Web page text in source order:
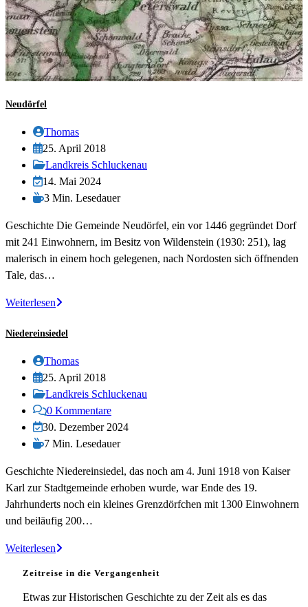
Neudörfel
Beitrags-
Autor:
Thomas
Beitrag
veröffentlicht:
25. April 2018
Beitrags-
Kategorie:
Landkreis Schluckenau
Beitrag
zuletzt
am:
14. Mai 2024
Lesedauer:
3 Min. Lesedauer
Geschichte Die Gemeinde Neudörfel, ein vor 1446 gegründet Dorf
mit 241 Einwohnern, im Besitz von Wildenstein (1930: 251), lag
malerisch in einem hoch gelegenen, nach Nordosten sich öffnenden
Tale, das…
WeiterlesenNeudörfel
Niedereinsiedel
Beitrags-
Autor:
Thomas
Beitrag
veröffentlicht:
25. April 2018
Beitrags-
Kategorie:
Landkreis Schluckenau
Beitrags-
Kommentare:
0 Kommentare
Beitrag
zuletzt
am:
30. Dezember 2024
Lesedauer:
7 Min. Lesedauer
Geschichte Niedereinsiedel, das noch am 4. Juni 1918 von Kaiser
Karl zur Stadtgemeinde erhoben wurde, war Ende des 19.
Jahrhunderts noch ein kleines Grenzdörfchen mit 1300 Einwohnern
und beiläufig 200…
WeiterlesenNiedereinsiedel
Zeitreise in die Vergangenheit
Etwas zur Historischen Geschichte zu der Zeit als es das